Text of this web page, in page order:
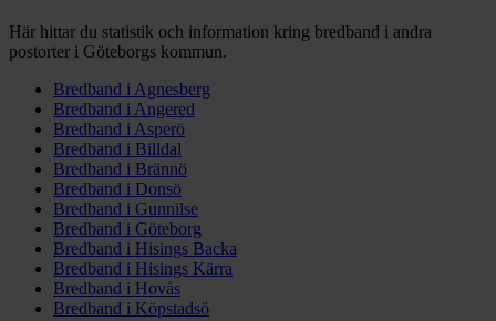
Här hittar du statistik och information kring bredband i andra
postorter i Göteborgs kommun.
Bredband i Agnesberg
Bredband i Angered
Bredband i Asperö
Bredband i Billdal
Bredband i Brännö
Bredband i Donsö
Bredband i Gunnilse
Bredband i Göteborg
Bredband i Hisings Backa
Bredband i Hisings Kärra
Bredband i Hovås
Bredband i Köpstadsö